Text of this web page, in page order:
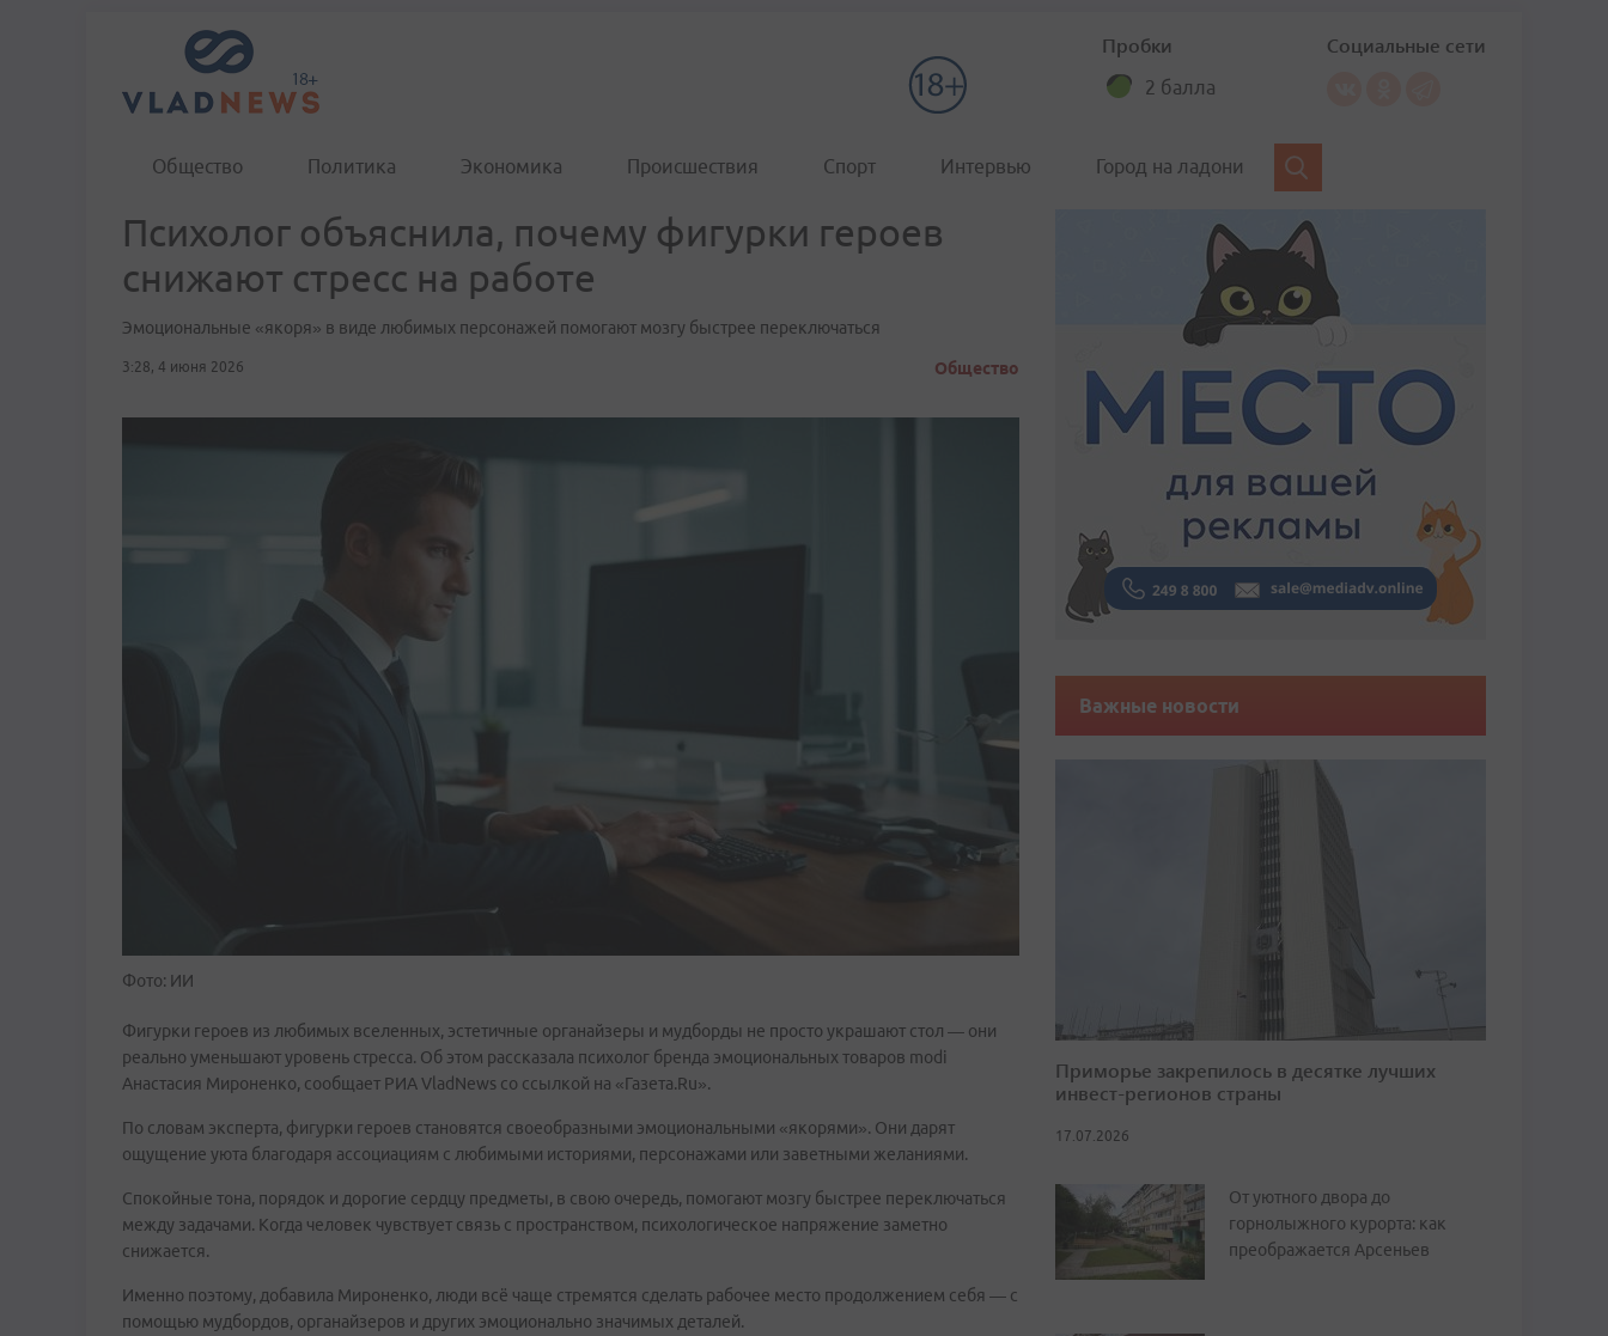
Пробки
2 балла
Социальные сети
Общество Политика Экономика Происшествия Спорт Интервью Город на ладони
Психолог объяснила, почему фигурки героев
снижают стресс на работе
Эмоциональные «якоря» в виде любимых персонажей помогают мозгу быстрее переключаться
3:28, 4 июня 2026 Общество
Фото: ИИ
Фигурки героев из любимых вселенных, эстетичные органайзеры и мудборды не просто украшают стол — они
реально уменьшают уровень стресса. Об этом рассказала психолог бренда эмоциональных товаров modi
Анастасия Мироненко, сообщает РИА VladNews со ссылкой на «Газета.Ru».
По словам эксперта, фигурки героев становятся своеобразными эмоциональными «якорями». Они дарят
ощущение уюта благодаря ассоциациям с любимыми историями, персонажами или заветными желаниями.
Спокойные тона, порядок и дорогие сердцу предметы, в свою очередь, помогают мозгу быстрее переключаться
между задачами. Когда человек чувствует связь с пространством, психологическое напряжение заметно
снижается.
Именно поэтому, добавила Мироненко, люди всё чаще стремятся сделать рабочее место продолжением себя — с
помощью мудбордов, органайзеров и других эмоционально значимых деталей.
Важные новости
Приморье закрепилось в десятке лучших
инвест-регионов страны
17.07.2026
От уютного двора до
горнолыжного курорта: как
преображается Арсеньев